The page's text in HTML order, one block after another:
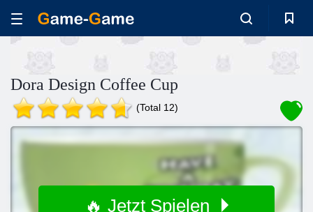
Dora Design Coffee Cup
(Total 12)
🔥 Jetzt Spielen